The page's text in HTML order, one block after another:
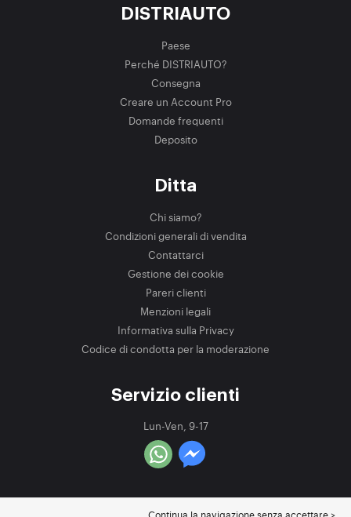
DISTRIAUTO
Paese
Perché DISTRIAUTO?
Consegna
Creare un Account Pro
Domande frequenti
Deposito
Ditta
Chi siamo?
Condizioni generali di vendita
Contattarci
Gestione dei cookie
Pareri clienti
Menzioni legali
Informativa sulla Privacy
Codice di condotta per la moderazione
Servizio clienti
Lun-Ven, 9-17